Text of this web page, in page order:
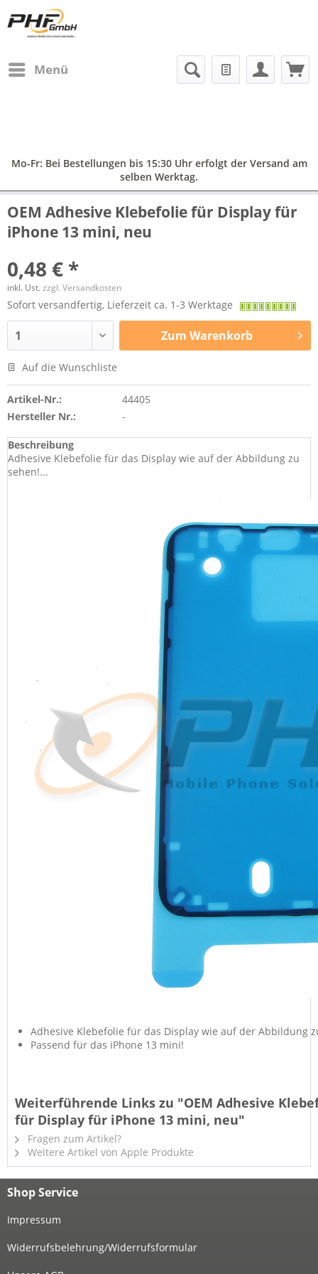
Menü
Mo-Fr: Bei Bestellungen bis 15:30 Uhr erfolgt der Versand am
selben Werktag.
OEM Adhesive Klebefolie für Display für
iPhone 13 mini, neu
0,48 € *
inkl. Ust.zzgl. Versandkosten
Sofort versandfertig, Lieferzeit ca. 1-3 Werktage
Zum Warenkorb
Auf die Wunschliste
Artikel-Nr.:
44405
Hersteller Nr.:
-
Beschreibung
Adhesive Klebefolie für das Display wie auf der Abbildung zu
sehen!...
Adhesive Klebefolie für das Display wie auf der Abbildung
Passend für das iPhone 13 mini!
Weiterführende Links zu "OEM Adhesive
für Display für iPhone 13 mini, neu"
Fragen zum Artikel?
Weitere Artikel von Apple Produkte
Shop Service
Impressum
Widerrufsbelehrung/Widerrufsformular